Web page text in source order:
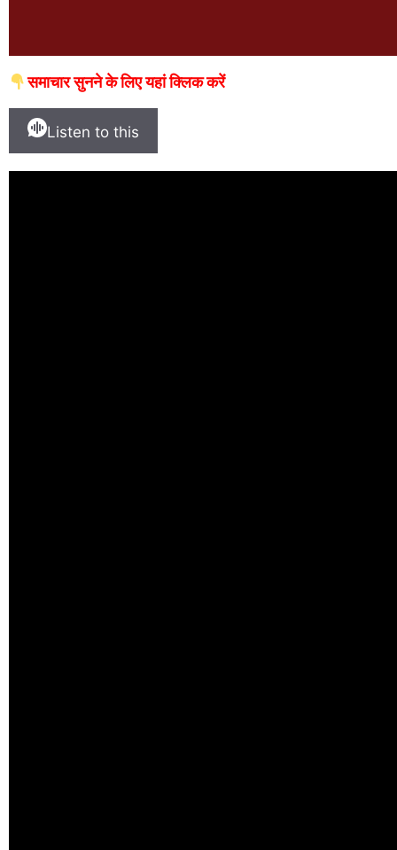
समाचार सुनने के लिए यहां क्लिक करें
Listen to this